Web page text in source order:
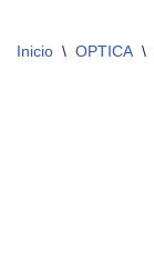
Inicio \ OPTICA \